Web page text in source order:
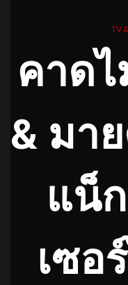
TV
คาดไ
& มา
แน็
เซอ